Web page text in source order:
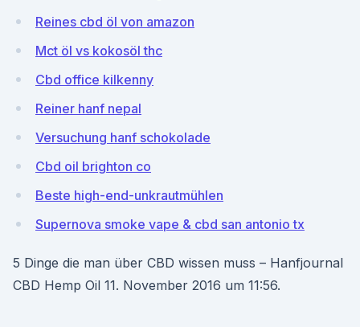
Reines cbd öl von amazon
Mct öl vs kokosöl thc
Cbd office kilkenny
Reiner hanf nepal
Versuchung hanf schokolade
Cbd oil brighton co
Beste high-end-unkrautmühlen
Supernova smoke vape & cbd san antonio tx
5 Dinge die man über CBD wissen muss – Hanfjournal
CBD Hemp Oil 11. November 2016 um 11:56.